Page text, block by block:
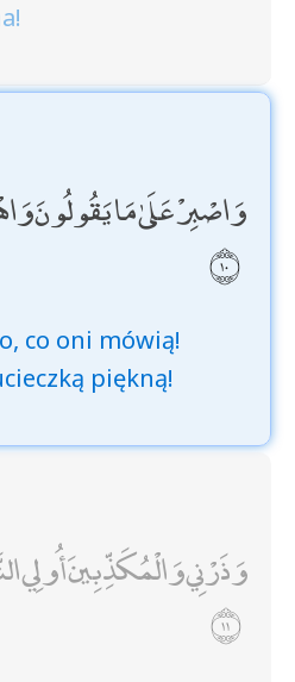
وَاصْبِرْ عَلَىٰ مَا يَقُولُونَ
co oni mówią!
piękną!
وَذَرْنِي وَالْمُكَذِّبِينَ أُولِي